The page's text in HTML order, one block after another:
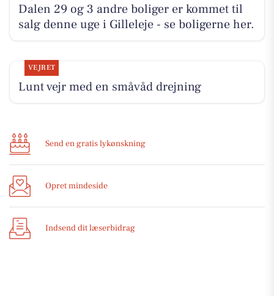
Dalen 29 og 3 andre boliger er kommet til
salg denne uge i Gilleleje - se boligerne her.
VEJRET
Lunt vejr med en småvåd drejning
Send en gratis lykønskning
Opret mindeside
Indsend dit læserbidrag